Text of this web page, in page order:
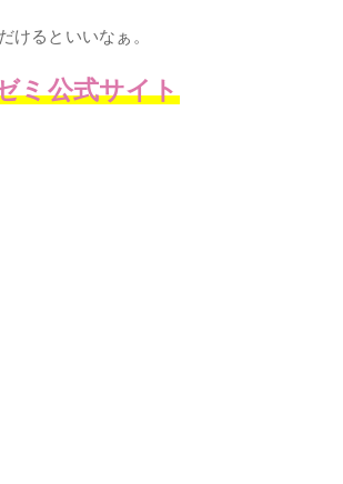
けるといいなぁ。
ミ公式サイト